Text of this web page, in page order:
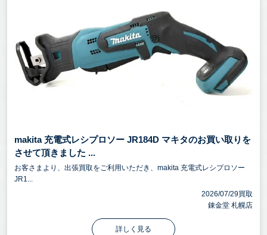
makita 充電式レシプロソー JR184D マキタのお買い取りを
させて頂きました ...
お客さまより、出張買取をご利用いただき、makita 充電式レシプロソー
JR1...
2026/07/29買取
錬金堂 札幌店
詳しく見る